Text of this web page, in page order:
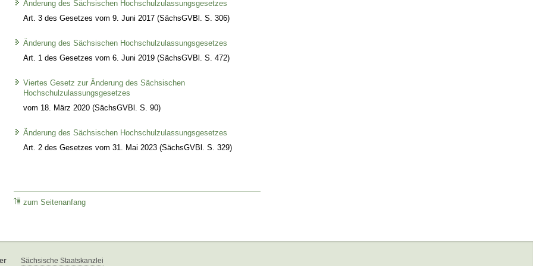
Änderung des Sächsischen Hochschulzulassungsgesetzes
Art. 3 des Gesetzes vom 9. Juni 2017 (SächsGVBl. S. 306)
Änderung des Sächsischen Hochschulzulassungsgesetzes
Art. 1 des Gesetzes vom 6. Juni 2019 (SächsGVBl. S. 472)
Viertes Gesetz zur Änderung des Sächsischen
Hochschulzulassungsgesetzes
vom 18. März 2020 (SächsGVBl. S. 90)
Änderung des Sächsischen Hochschulzulassungsgesetzes
Art. 2 des Gesetzes vom 31. Mai 2023 (SächsGVBl. S. 329)
zum Seitenanfang
Sächsische Staatskanzlei